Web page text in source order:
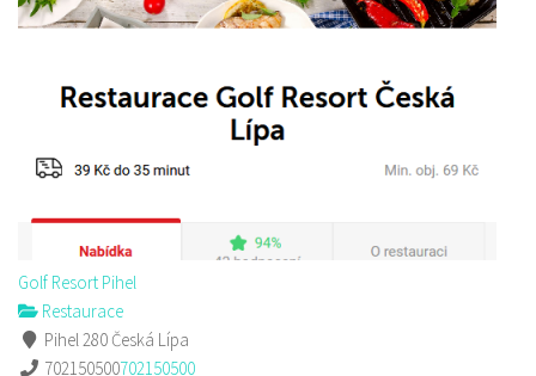
Golf Resort Pihel
Restaurace
Pihel 280 Česká Lípa
702150500702150500